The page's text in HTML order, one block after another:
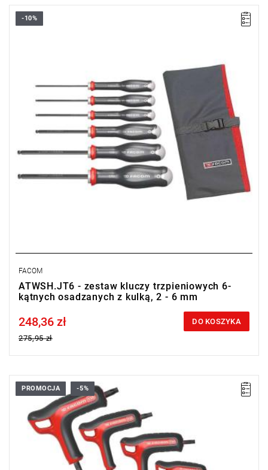
• Zakres zestawu: 2 mm - 6 mm
• Ergonomiczna rękojeść PROTWIST® z dwóch materiałów
• Dostarczone w saszetce.
-10%
FACOM
ATWSH.JT6 - zestaw kluczy trzpieniowych 6-
kątnych osadzanych z kulką, 2 - 6 mm
Price tax included
248,36 zł
275,95 zł
DO KOSZYKA
• Zakres zestawu: T10 - T30
Ilość elementów: 5
•Zawartość zestawu: 89TXA.10 - 15 - 20 - 25 - 30
•Waga: 0,383 kg
PROMOCJA -5%